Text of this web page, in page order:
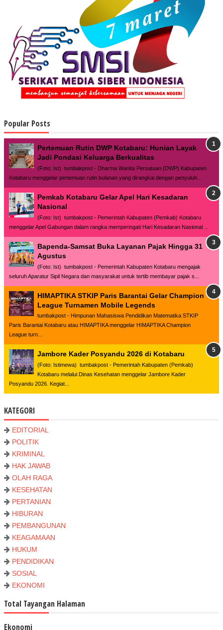
Popular Posts
Pertemuan Rutin DWP Kotabaru: Hunian Layak
Jadi Pondasi Keluarga Berkualitas
(Foto: Ist) tumbakpost - Dharma Wanita Persatuan (DWP) Kabupaten
Kotabaru menggelar pertemuan rutin bulanan yang dirangkai dengan penyuluh...
Pemkab Kotabaru Gelar Apel Hari Kesadaran
Nasional
(Foto: Ist) tumbakpost - Pemerintah Kabupaten (Pemkab) Kotabaru
menggelar Apel Gabungan dalam rangka memperingati Hari Kesadaran Nasional ...
Bapenda-Samsat Buka Layanan Pajak Hingga 31
Agustus
(Foto: Ist) tumbakpost - Pemerintah Kabupaten Kotabaru mengajak
seluruh Aparatur Sipil Negara dan masyarakat untuk tertib membayar pajak s...
HIMAPTIKA STKIP Paris Barantai Gelar Champion
League Turnamen Mobile Legends
tumbakpost - Himpunan Mahasiswa Pendidikan Matematika STKIP
Paris Barantai Kotabaru atau HIMAPTIKA menggelar HIMAPTIKA Champion
League turn...
Jambore Kader Posyandu 2026 di Kotabaru
(Foto: Istimewa) tumbakpost - Pemerintah Kabupaten (Pemkab)
Kotabaru melalui Dinas Kesehatan menggelar Jambore Kader
Posyandu 2026. Kegiat...
KATEGORI
EDITORIAL
POLITIK
KRIMINAL
HAK JAWAB
OLAH RAGA
KESEHATAN
PERTANIAN
HIBURAN
PEMBANGUNAN
KEAGAMAAN
HUKUM
PENDIDIKAN
SOSIAL
EKONOMI
Total Tayangan Halaman
Ekonomi